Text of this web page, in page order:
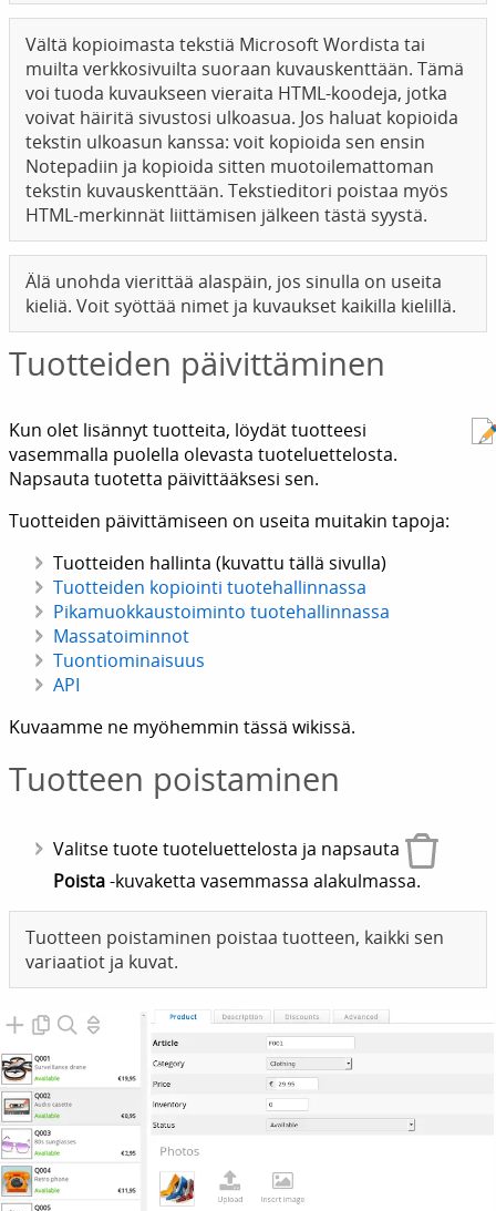
Vältä kopioimasta tekstiä Microsoft Wordista tai
muilta verkkosivuilta suoraan kuvauskenttään. Tämä
voi tuoda kuvaukseen vieraita HTML-koodeja, jotka
voivat häiritä sivustosi ulkoasua. Jos haluat kopioida
tekstin ulkoasun kanssa: voit kopioida sen ensin
Notepadiin ja kopioida sitten muotoilemattoman
tekstin kuvauskenttään. Tekstieditori poistaa myös
HTML-merkinnät liittämisen jälkeen tästä syystä.
Älä unohda vierittää alaspäin, jos sinulla on useita
kieliä. Voit syöttää nimet ja kuvaukset kaikilla kielillä.
Tuotteiden päivittäminen
Kun olet lisännyt tuotteita, löydät tuotteesi
vasemmalla puolella olevasta tuoteluettelosta.
Napsauta tuotetta päivittääksesi sen.
Tuotteiden päivittämiseen on useita muitakin tapoja:
Tuotteiden hallinta (kuvattu tällä sivulla)
Tuotteiden kopiointi tuotehallinnassa
Pikamuokkaustoiminto tuotehallinnassa
Massatoiminnot
Tuontiominaisuus
API
Kuvaamme ne myöhemmin tässä wikissä.
Tuotteen poistaminen
Valitse tuote tuoteluettelosta ja napsauta
Poista-kuvaketta vasemmassa alakulmassa.
Tuotteen poistaminen poistaa tuotteen, kaikki sen
variaatiot ja kuvat.